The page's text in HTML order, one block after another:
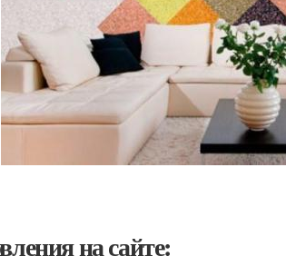
на сайте: